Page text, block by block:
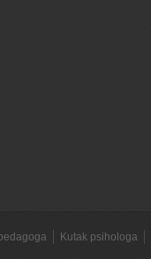
Kutak psihologa